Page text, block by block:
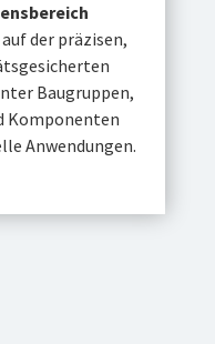
der präzisen,
Baugruppen,
Komponenten
Anwendungen.